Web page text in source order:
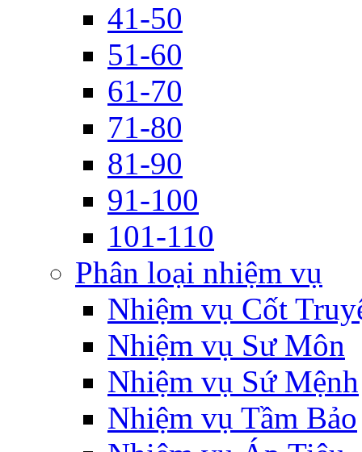
41-50
51-60
61-70
71-80
81-90
91-100
101-110
Phân loại nhiệm vụ
Nhiệm vụ Cốt
Nhiệm vụ Sư Môn
Nhiệm vụ Sứ Mệnh
Nhiệm vụ Tầm Bảo